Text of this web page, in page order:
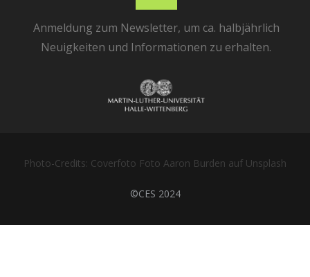
Anmeldung zum Newsletter, um ca. halbjährlich
Neuigkeiten und Informationen zu erhalten.
Photo-Credits: Coverfoto Foto Aaron Burden auf Unsplash
©CES 2024